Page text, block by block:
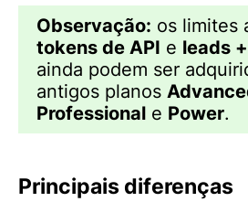
Observação: os limites
tokens de API e leads
ainda podem ser
antigos planos
Professional e Power.
Principais diferenças